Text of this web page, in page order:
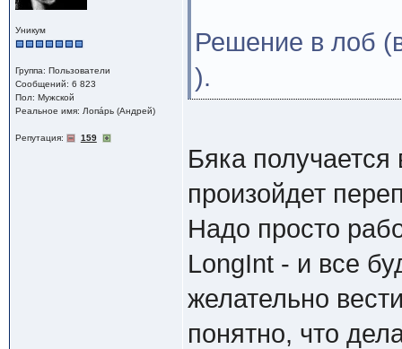
Уникум
Группа: Пользователи
Сообщений: 6 823
Пол: Мужской
Реальное имя: Лопáрь (Андрей)
Репутация: 159
Решение в лоб
).
Бяка получается
произойдет
Надо просто
LongInt - и все
желательно
понятно, что